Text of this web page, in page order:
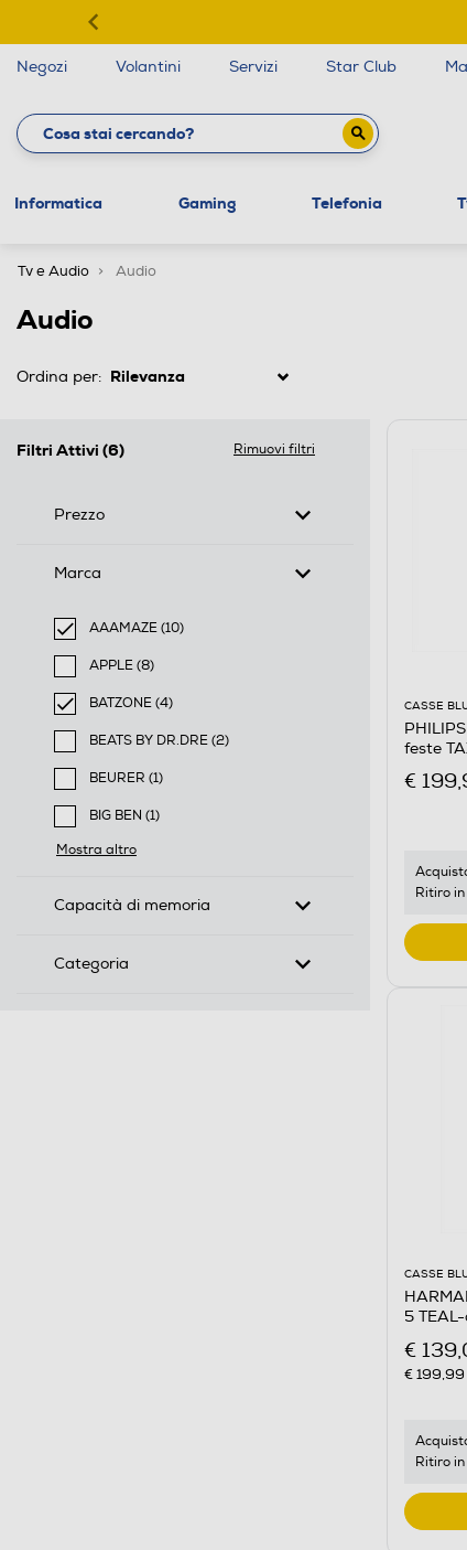
Negozi Volantini Servizi Star Club
Informatica Gaming Telefonia
Tv e Audio Audio
Audio
Ordina per:
Filtri Attivi (6) Rimuovi filtri
Prezzo
Marca
AAAMAZE (10)
selected Filtro applicato per Marca: AAAMAZE
APPLE (8)
Filtra per Marca: APPLE
BATZONE (4)
selected Filtro applicato per Marca: BATZONE
BEATS BY DR.DRE (2)
Filtra per Marca: BEATS BY DR.DRE
BEURER (1)
Filtra per Marca: BEURER
BIG BEN (1)
Filtra per Marca: BIG BEN
Mostra altro
Capacità di memoria
Categoria
CASSE
feste
€
Ritiro
CASSE
5
€
€ 199,99
Ritiro